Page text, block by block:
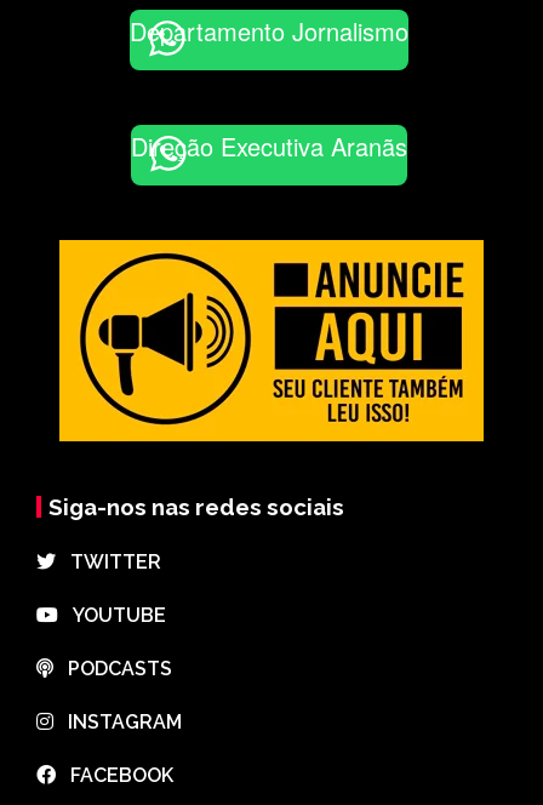
Departamento Jornalismo
Direção Executiva Aranãs
Siga-nos nas redes sociais
⠀TWITTER
⠀YOUTUBE
⠀PODCASTS
⠀INSTAGRAM
⠀FACEBOOK